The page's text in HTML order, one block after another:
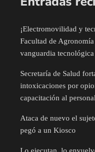
¡Electromovilidad y
Facultad de
vanguardia
Secretaría de Salud
intoxicaciones por
capacitación al
Ataca de nuevo el
pegó a un Kiosco